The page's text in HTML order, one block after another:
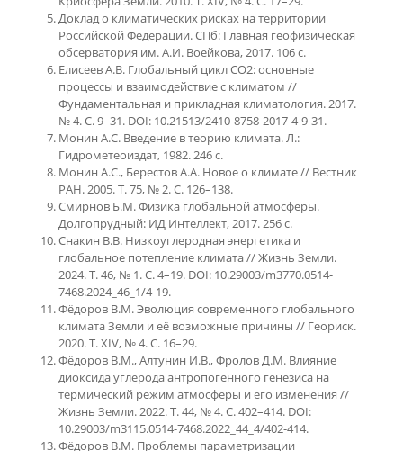
Доклад о климатических рисках на территории
Российской Федерации. СПб: Главная геофизическая
обсерватория им. А.И. Воейкова, 2017. 106 с.
Елисеев А.В. Глобальный цикл СО2: основные
процессы и взаимодействие с климатом //
Фундаментальная и прикладная климатология. 2017.
№ 4. С. 9–31. DOI: 10.21513/2410-8758-2017-4-9-31.
Монин А.С. Введение в теорию климата. Л.:
Гидрометеоиздат, 1982. 246 с.
Монин А.С., Берестов А.А. Новое о климате // Вестник
РАН. 2005. Т. 75, № 2. С. 126–138.
Смирнов Б.М. Физика глобальной атмосферы.
Долгопрудный: ИД Интеллект, 2017. 256 с.
Снакин В.В. Низкоуглеродная энергетика и
глобальное потепление климата // Жизнь Земли.
2024. Т. 46, № 1. С. 4–19. DOI: 10.29003/m3770.0514-
7468.2024_46_1/4-19.
Фёдоров В.М. Эволюция современного глобального
климата Земли и её возможные причины // Геориск.
2020. Т. XIV, № 4. С. 16–29.
Фёдоров В.М., Алтунин И.В., Фролов Д.М. Влияние
диоксида углерода антропогенного генезиса на
термический режим атмосферы и его изменения //
Жизнь Земли. 2022. Т. 44, № 4. С. 402–414. DOI:
10.29003/m3115.0514-7468.2022_44_4/402-414.
Фёдоров В.М. Проблемы параметризации